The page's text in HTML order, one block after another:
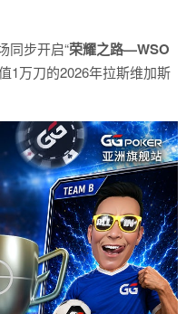
同步开启“荣耀之路—WSO
1万刀的2026年拉斯维加斯